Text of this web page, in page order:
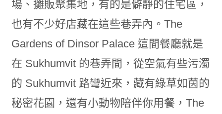
場、攤販聚集地，有的是僻靜的住宅區，
也有不少好店藏在這些巷弄內。The
Gardens of Dinsor Palace 這間餐廳就是
在 Sukhumvit 的巷弄間，從空氣有些污濁
的 Sukhumvit 路彎近來，藏有綠草如茵的
秘密花園，還有小動物陪伴你用餐，The